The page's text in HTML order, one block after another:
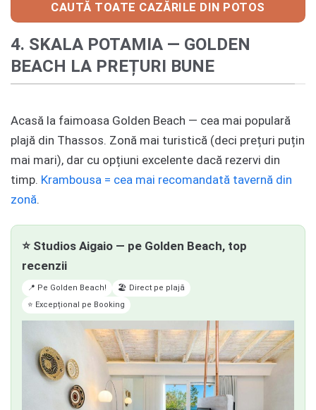
CAUTĂ TOATE CAZĂRILE DIN POTOS
4. SKALA POTAMIA — GOLDEN
BEACH LA PREȚURI BUNE
Acasă la faimoasa Golden Beach — cea mai populară
plajă din Thassos. Zonă mai turistică (deci prețuri puțin
mai mari), dar cu opțiuni excelente dacă rezervi din
timp. Krambousa = cea mai recomandată tavernă din
zonă.
⭐ Studios Aigaio — pe Golden Beach, top
recenzii
📍 Pe Golden Beach!
🏖️ Direct pe plajă
⭐ Excepțional pe Booking